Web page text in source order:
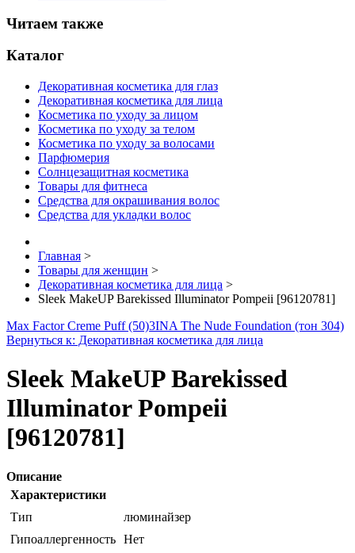
Читаем также
Каталог
Декоративная косметика для глаз
Декоративная косметика для лица
Косметика по уходу за лицом
Косметика по уходу за телом
Косметика по уходу за волосами
Парфюмерия
Солнцезащитная косметика
Товары для фитнеса
Средства для окрашивания волос
Средства для укладки волос
Главная >
Товары для женщин >
Декоративная косметика для лица >
Sleek MakeUP Barekissed Illuminator Pompeii [96120781]
Max Factor Creme Puff (50)3INA The Nude Foundation (тон 304)
Вернуться к: Декоративная косметика для лица
Sleek MakeUP Barekissed
Illuminator Pompeii
[96120781]
Описание
Характеристики
Тип
люминайзер
Гипоаллергенность Нет